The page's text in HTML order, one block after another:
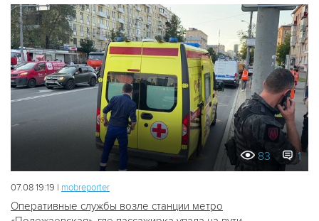
83 1
07.08 19:19 | mobreporter
Оперативные службы возле станции метро